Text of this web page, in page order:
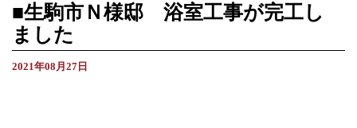
■生駒市Ｎ様邸 浴室工事が完工し
ました
2021年08月27日